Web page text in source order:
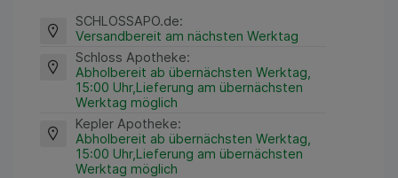
SCHLOSSAPO.de:
Versandbereit am nächsten Werktag
Schloss Apotheke:
Abholbereit ab übernächsten Werktag,
15:00 Uhr,Lieferung am übernächsten
Werktag möglich
Kepler Apotheke:
Abholbereit ab übernächsten Werktag,
15:00 Uhr,Lieferung am übernächsten
Werktag möglich